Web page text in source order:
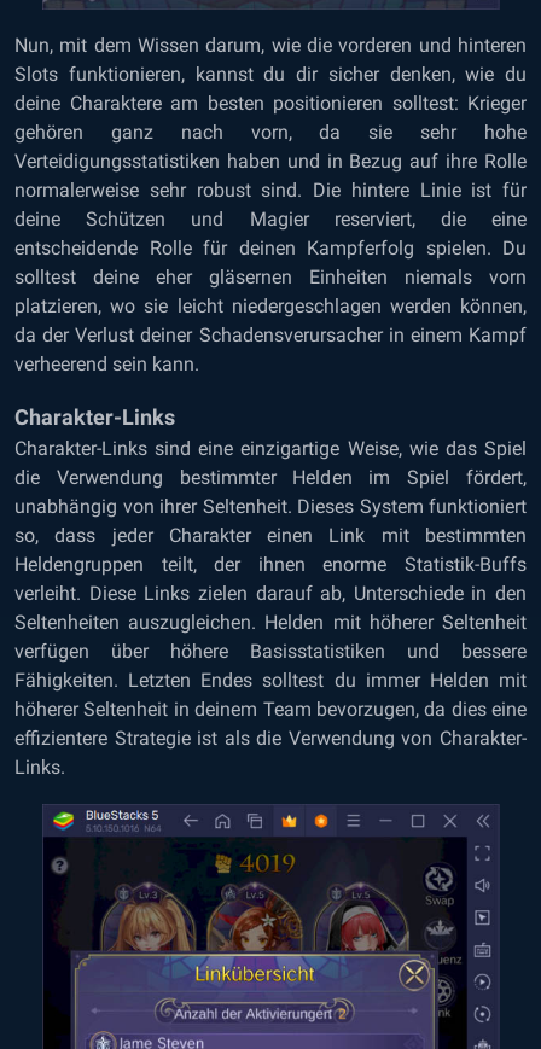
Nun, mit dem Wissen darum, wie die vorderen und hinteren
Slots funktionieren, kannst du dir sicher denken, wie du
deine Charaktere am besten positionieren solltest: Krieger
gehören ganz nach vorn, da sie sehr hohe
Verteidigungsstatistiken haben und in Bezug auf ihre Rolle
normalerweise sehr robust sind. Die hintere Linie ist für
deine Schützen und Magier reserviert, die eine
entscheidende Rolle für deinen Kampferfolg spielen. Du
solltest deine eher gläsernen Einheiten niemals vorn
platzieren, wo sie leicht niedergeschlagen werden können,
da der Verlust deiner Schadensverursacher in einem Kampf
verheerend sein kann.
Charakter-Links
Charakter-Links sind eine einzigartige Weise, wie das Spiel
die Verwendung bestimmter Helden im Spiel fördert,
unabhängig von ihrer Seltenheit. Dieses System funktioniert
so, dass jeder Charakter einen Link mit bestimmten
Heldengruppen teilt, der ihnen enorme Statistik-Buffs
verleiht. Diese Links zielen darauf ab, Unterschiede in den
Seltenheiten auszugleichen. Helden mit höherer Seltenheit
verfügen über höhere Basisstatistiken und bessere
Fähigkeiten. Letzten Endes solltest du immer Helden mit
höherer Seltenheit in deinem Team bevorzugen, da dies eine
effizientere Strategie ist als die Verwendung von Charakter-
Links.